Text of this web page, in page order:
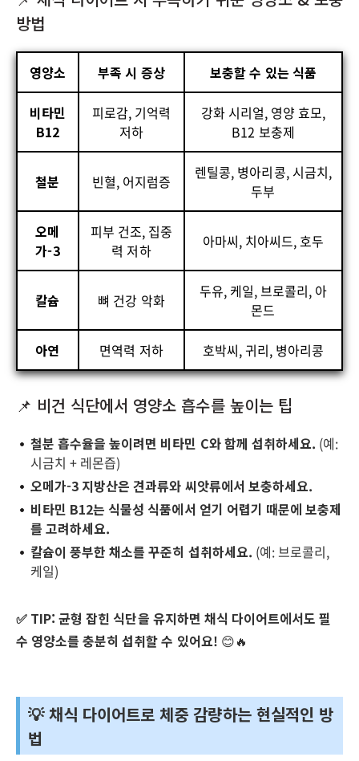
방법
영양소 부족 시 증상 보충할 수 있는 식품
비타민
B12
피로감, 기억력
저하
강화 시리얼, 영양 효모,
B12 보충제
철분 빈혈, 어지럼증
렌틸콩, 병아리콩, 시금치,
두부
오메
가-3
피부 건조, 집중
력 저하
아마씨, 치아씨드, 호두
칼슘 뼈 건강 악화
두유, 케일, 브로콜리, 아
몬드
아연 면역력 저하 호박씨, 귀리, 병아리콩
📌 비건 식단에서 영양소 흡수를 높이는 팁
철분 흡수율을 높이려면 비타민 C와 함께 섭취하세요. (예:
시금치 + 레몬즙)
오메가-3 지방산은 견과류와 씨앗류에서 보충하세요.
비타민 B12는 식물성 식품에서 얻기 어렵기 때문에 보충제
를 고려하세요.
칼슘이 풍부한 채소를 꾸준히 섭취하세요. (예: 브로콜리,
케일)
✅ TIP: 균형 잡힌 식단을 유지하면 채식 다이어트에서도 필
수 영양소를 충분히 섭취할 수 있어요! 😊🔥
💡 채식 다이어트로 체중 감량하는 현실적인 방
법